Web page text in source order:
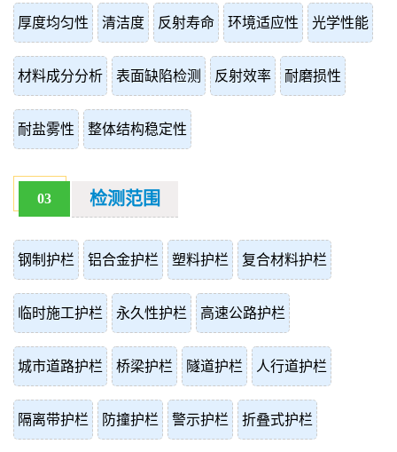
厚度均匀性 清洁度 反射寿命 环境适应性 光学性能
材料成分分析 表面缺陷检测 反射效率 耐磨损性
耐盐雾性 整体结构稳定性
03 检测范围
钢制护栏 铝合金护栏 塑料护栏 复合材料护栏
临时施工护栏 永久性护栏 高速公路护栏
城市道路护栏 桥梁护栏 隧道护栏 人行道护栏
隔离带护栏 防撞护栏 警示护栏 折叠式护栏